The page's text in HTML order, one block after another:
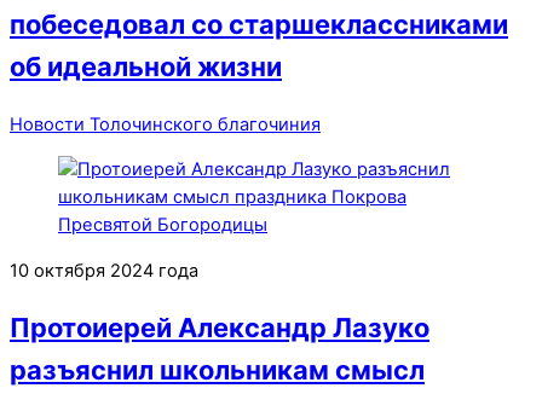
побеседовал со старшеклассниками
об идеальной жизни
Новости Толочинского благочиния
10 октября 2024 года
Протоиерей Александр Лазуко
разъяснил школьникам смысл